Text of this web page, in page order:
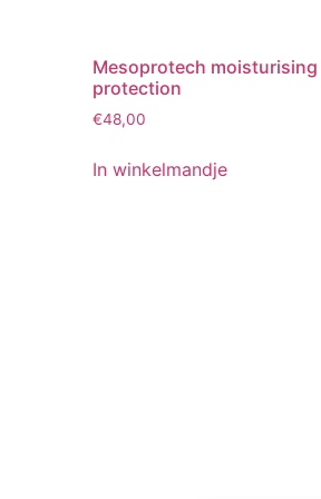
Mesoprotech moisturising
protection
€48,00
In winkelmandje